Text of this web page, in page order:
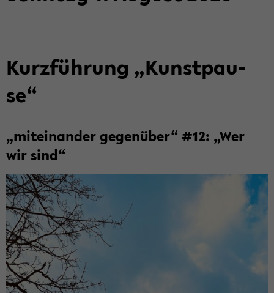
Kurz­füh­rung „Kunst­pau­
se“
„mit­ein­an­der ge­gen­über“ #12: „Wer
wir sind“